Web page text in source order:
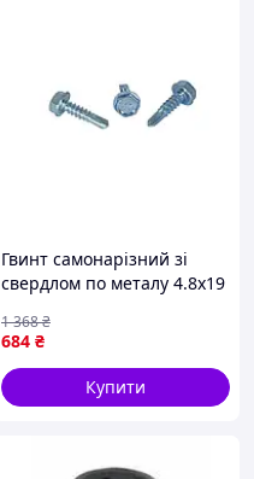
Гвинт самонарізний зі
свердлом по металу 4.8х19
кріплення в металевих
конструкціях 500шт
684 ₴
1 368₴
Купити